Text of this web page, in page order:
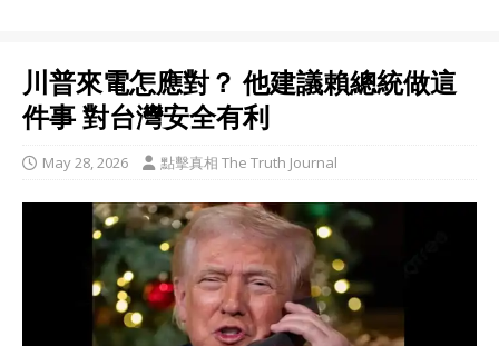
川普來電怎應對？ 他建議賴總統做這
件事 對台灣安全有利
May 28, 2026 點擊真相 The Truth Journal